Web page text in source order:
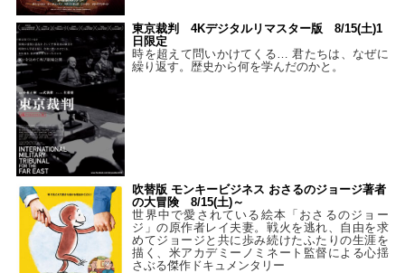
東京裁判 4Kデジタルリマスター版 8/15(土)1
日限定
時を超えて問いかけてくる… 君たちは、なぜに
繰り返す。歴史から何を学んだのかと。
吹替版 モンキービジネス おさるのジョージ著者
の大冒険 8/15(土)～
世界中で愛されている絵本「おさるのジョー
ジ」の原作者レイ夫妻。戦火を逃れ、自由を求
めてジョージと共に歩み続けたふたりの生涯を
描く、米アカデミーノミネート監督による心揺
さぶる傑作ドキュメンタリー